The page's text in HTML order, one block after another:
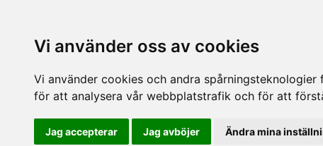
Vi använder oss av cookies
Vi använder cookies och andra
för att analysera vår webbplatstrafik och för att
Jag accepterar Jag avböjer Ändra mina